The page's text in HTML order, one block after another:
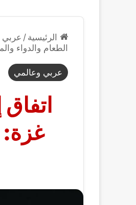
الرئيسية / عربي
الطعام والدواء
عربي وعالمي